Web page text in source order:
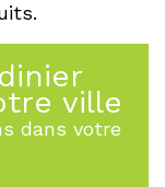
ville
dans votre